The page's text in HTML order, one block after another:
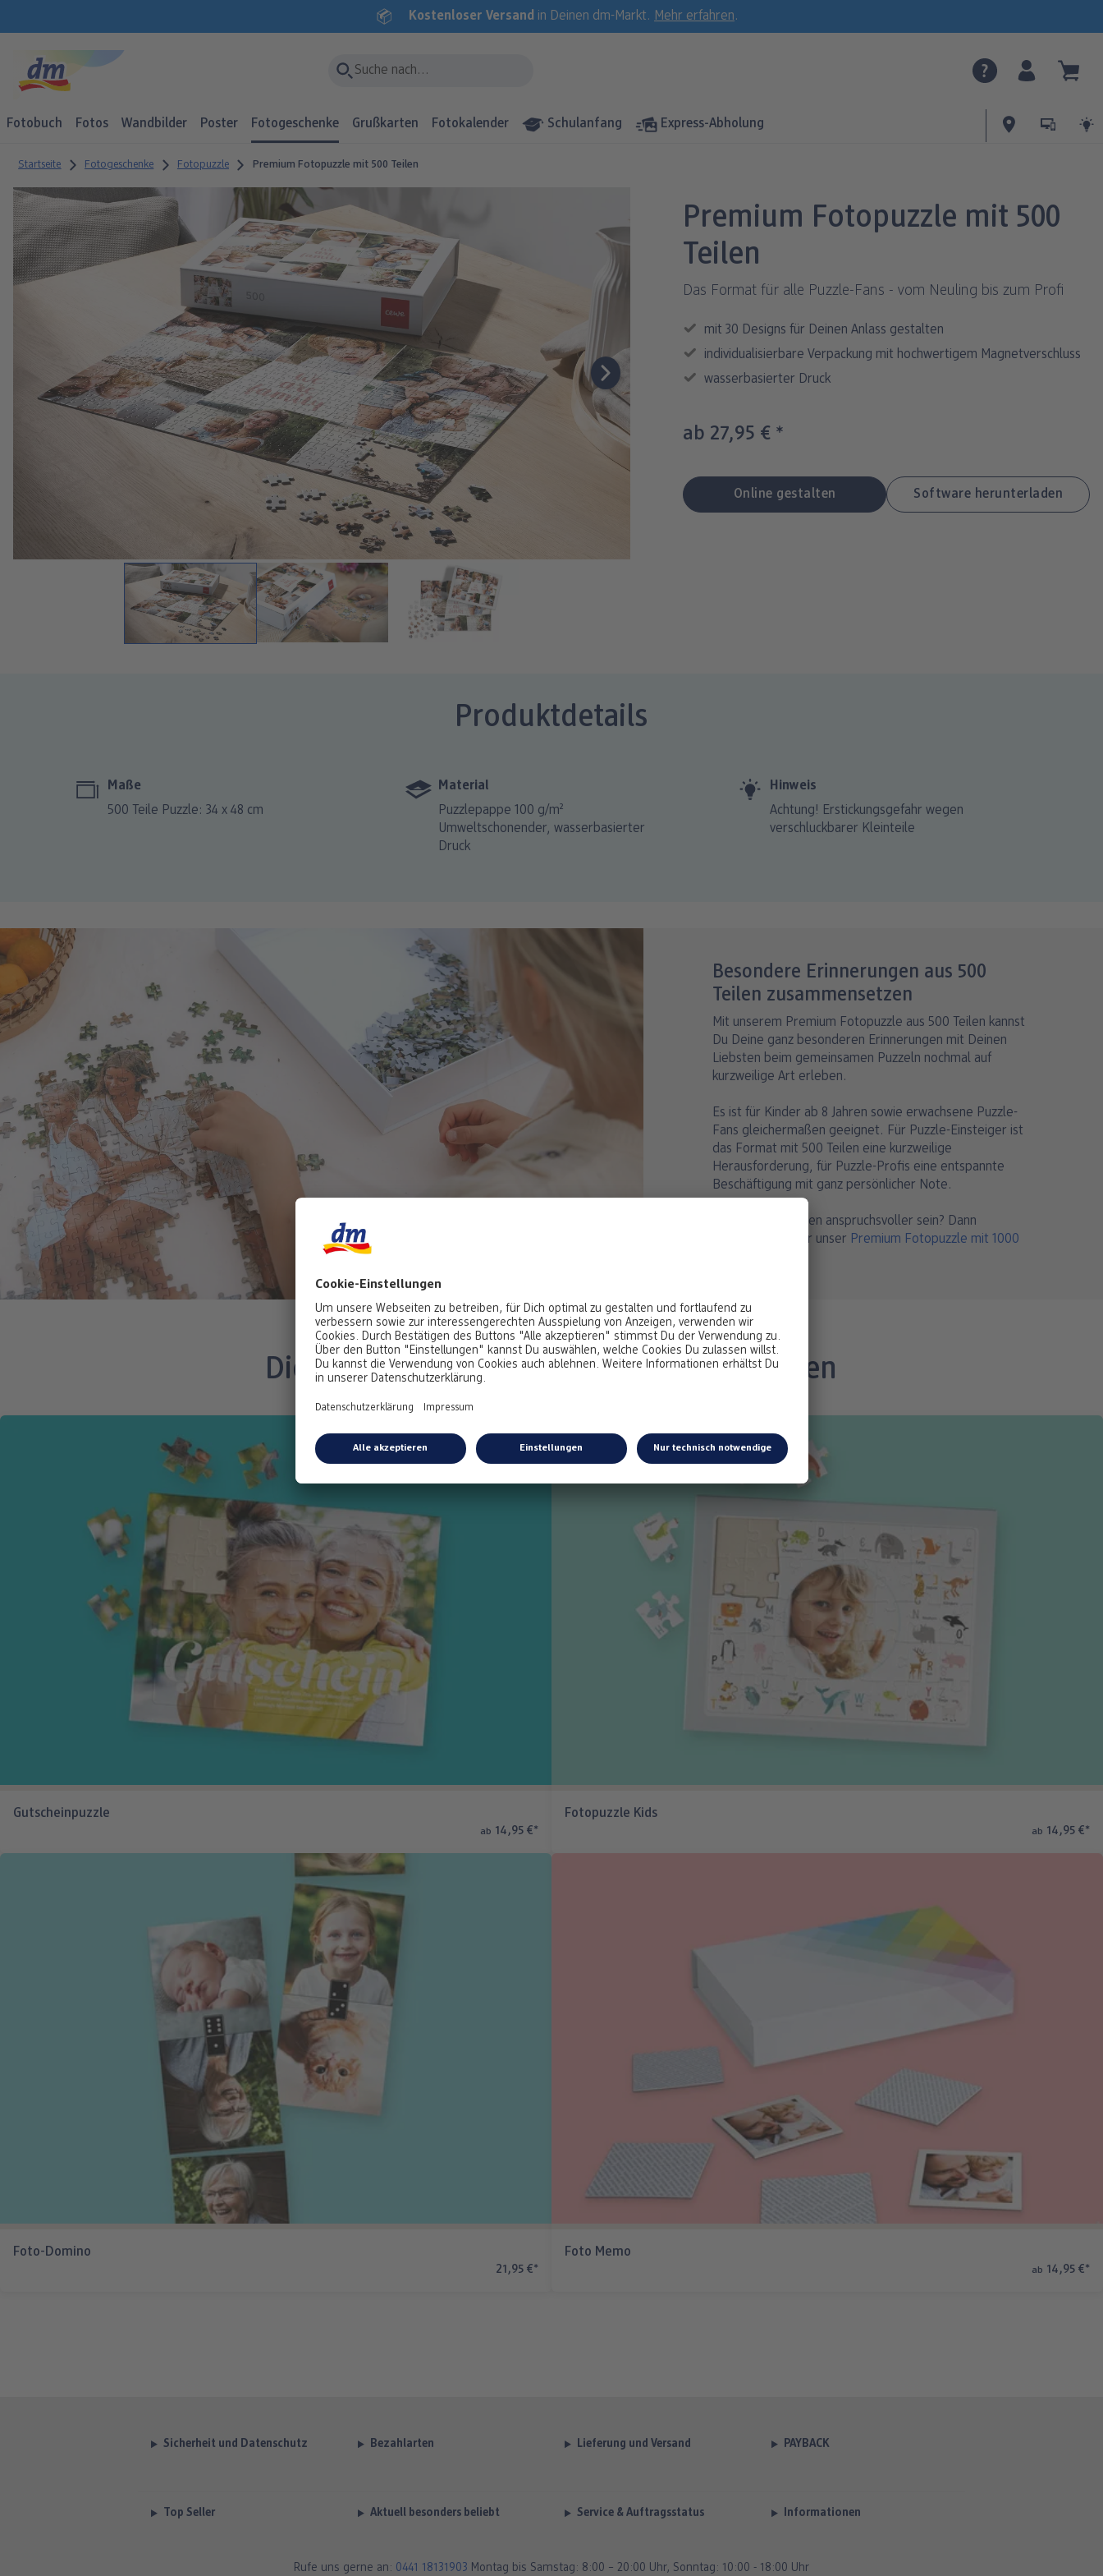
Kostenloser Versand in Deinen dm-Markt. Mehr erfahren.
Fotobuch Fotos Wandbilder Poster Fotogeschenke Grußkarten Fotokalender Schulanfang Express-Abholung
Startseite Fotogeschenke Fotopuzzle Premium Fotopuzzle mit 500 Teilen
Premium Fotopuzzle mit 500
Teilen
Das Format für alle Puzzle-Fans - vom Neuling bis zum Profi
mit 30 Designs für Deinen Anlass gestalten
individualisierbare Verpackung mit hochwertigem Magnetverschluss
wasserbasierter Druck
ab 27,95 € *
Produktdetails
Maße
500 Teile Puzzle: 34 x 48 cm
Material
Puzzlepappe 100 g/m²
Umweltschonender, wasserbasierter
Druck
Hinweis
Achtung! Erstickungsgefahr wegen
verschluckbarer Kleinteile
Besondere Erinnerungen aus 500
Teilen zusammensetzen
Mit unserem Premium Fotopuzzle aus 500 Teilen kannst
Du Deine ganz besonderen Erinnerungen mit Deinen
Liebsten beim gemeinsamen Puzzeln nochmal auf
kurzweilige Art erleben.
Es ist für Kinder ab 8 Jahren sowie erwachsene Puzzle-
Fans gleichermaßen geeignet. Für Puzzle-Einsteiger ist
das Format mit 500 Teilen eine kurzweilige
Herausforderung, für Puzzle-Profis eine entspannte
Beschäftigung mit ganz persönlicher Note.
Es darf ein bisschen anspruchsvoller sein? Dann
empfehlen wir Dir unser Premium Fotopuzzle mit 1000
Diese Fotopuzzle könnten Dir auch gefallen
Gutscheinpuzzle
ab 14,95 €*
Fotopuzzle Kids
ab 14,95 €*
Foto-Domino
21,95 €*
Foto Memo
ab 14,95 €*
Sicherheit und Datenschutz Bezahlarten Lieferung und Versand PAYBACK
Top Seller Aktuell besonders beliebt Service & Auftragsstatus Informationen
Rufe uns gerne an: 0441 18131903 Montag bis Samstag: 8:00 – 20:00 Uhr, Sonntag: 10:00 - 18:00 Uhr